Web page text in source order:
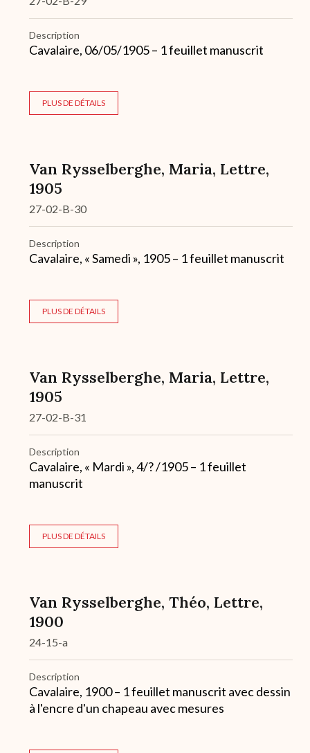
Description
Cavalaire, 06/05/1905 – 1 feuillet manuscrit
PLUS DE DÉTAILS
Van Rysselberghe, Maria, Lettre,
1905
27-02-B-30
Description
Cavalaire, « Samedi », 1905 – 1 feuillet manuscrit
PLUS DE DÉTAILS
Van Rysselberghe, Maria, Lettre,
1905
27-02-B-31
Description
Cavalaire, « Mardi », 4/? /1905 – 1 feuillet
manuscrit
PLUS DE DÉTAILS
Van Rysselberghe, Théo, Lettre,
1900
24-15-a
Description
Cavalaire, 1900 – 1 feuillet manuscrit avec dessin
à l'encre d'un chapeau avec mesures